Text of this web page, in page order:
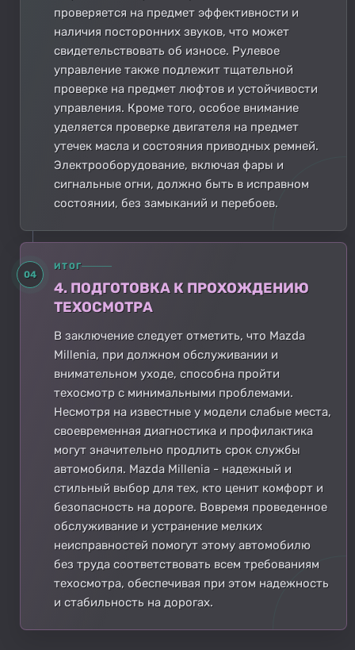
проверяется на предмет эффективности и
наличия посторонних звуков, что может
свидетельствовать об износе. Рулевое
управление также подлежит тщательной
проверке на предмет люфтов и устойчивости
управления. Кроме того, особое внимание
уделяется проверке двигателя на предмет
утечек масла и состояния приводных ремней.
Электрооборудование, включая фары и
сигнальные огни, должно быть в исправном
состоянии, без замыканий и перебоев.
04
ИТОГ
4. ПОДГОТОВКА К ПРОХОЖДЕНИЮ
ТЕХОСМОТРА
В заключение следует отметить, что Mazda
Millenia, при должном обслуживании и
внимательном уходе, способна пройти
техосмотр с минимальными проблемами.
Несмотря на известные у модели слабые места,
своевременная диагностика и профилактика
могут значительно продлить срок службы
автомобиля. Mazda Millenia - надежный и
стильный выбор для тех, кто ценит комфорт и
безопасность на дороге. Вовремя проведенное
обслуживание и устранение мелких
неисправностей помогут этому автомобилю
без труда соответствовать всем требованиям
техосмотра, обеспечивая при этом надежность
и стабильность на дорогах.